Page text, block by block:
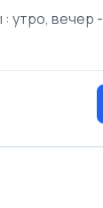
утро, вечер